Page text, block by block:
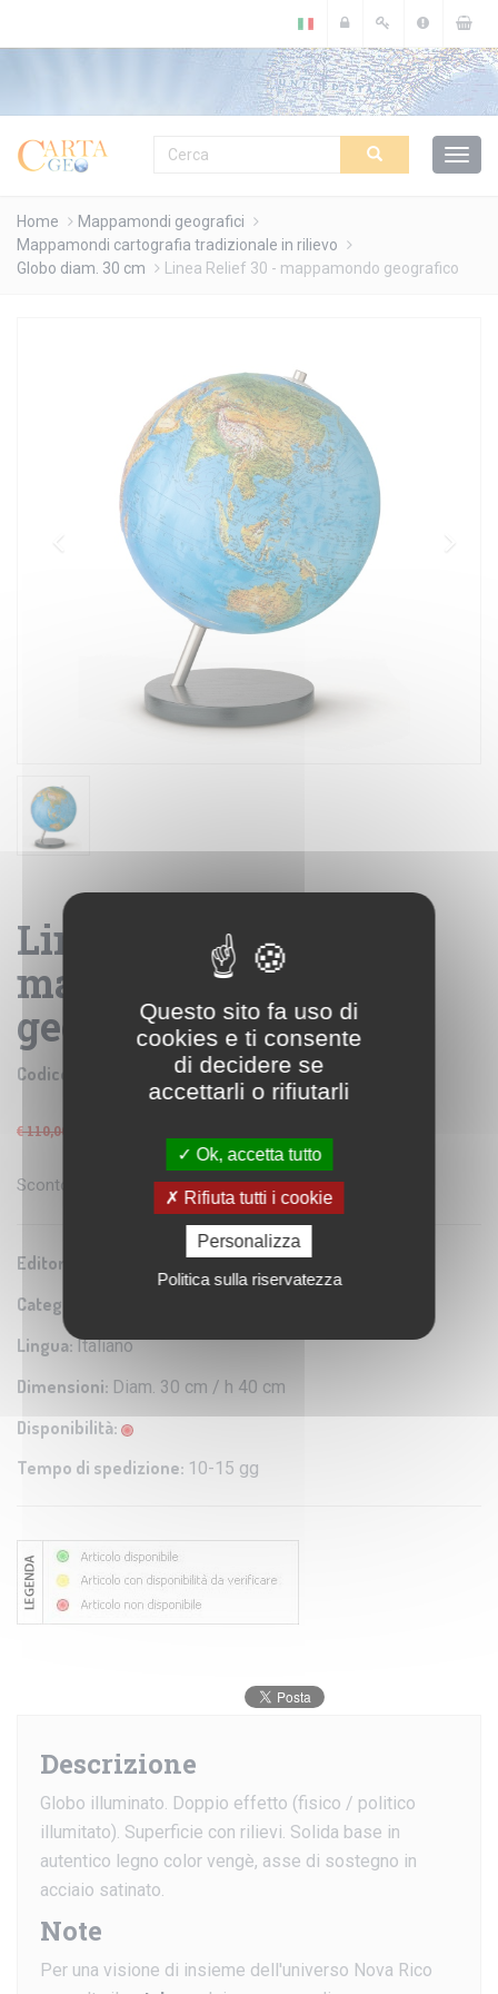
Home
Mappamondi geografici
Mappamondi cartografia tradizionale in rilievo
Globo diam. 30 cm
Linea Relief 30 - mappamondo geografico
Linea Relief 30 -
mappamondo
geografico
Codice prodotto: NOV 036LIH
€ 110,00
Sconto del
Editore/Produttore: Nova Rico
Categoria:
Lingua:Italiano
Dimensioni: Diam. 30 cm / h 40 cm
Disponibilità:
Tempo di spedizione: 10-15 gg
Descrizione
Globo illuminato. Doppio effetto (fisico / politico
illumitato). Superficie con rilievi. Solida base in
autentico legno color vengè, asse di sostegno in
acciaio satinato.
Note
Per una visione di insieme dell'universo Nova Rico
Questo sito fa uso di
cookies e ti consente
di decidere se
accettarli o rifiutarli
Ok, accetta tutto
Rifiuta tutti i cookie
Personalizza
Politica sulla riservatezza